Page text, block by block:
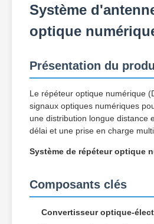
Système
optique
Présentation du
Le répéteur optique numérique
signaux optiques numériques
une distribution longue distance
délai et une prise en charge
Système de répéteur optique
Composants clés
Convertisseur optique-